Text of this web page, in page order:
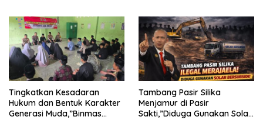
TERHADAP JURNALIS DI
PENGADILAN NEGERI
TANJUNG KARANG.
Tingkatkan Kesadaran
Hukum dan Bentuk Karakter
Generasi Muda,”Binmas
Tambang Pasir Silika
Menjamur di Pasir
Sakti,”Diduga Gunakan Solar